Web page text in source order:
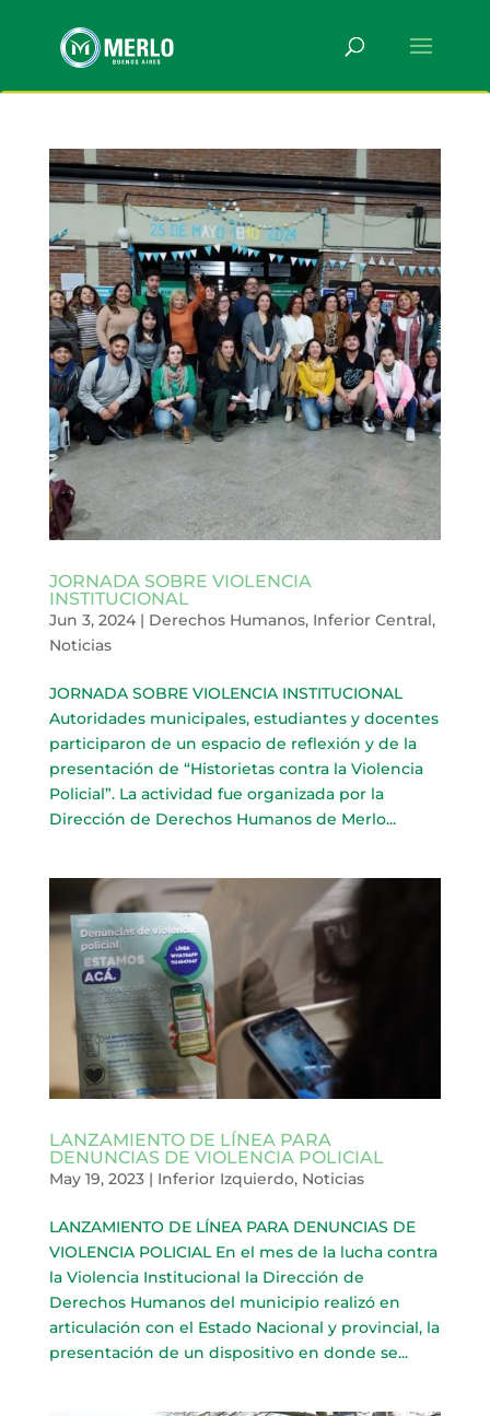
JORNADA SOBRE VIOLENCIA
INSTITUCIONAL
Jun 3, 2024| Derechos Humanos, Inferior Central,
Noticias
JORNADA SOBRE VIOLENCIA INSTITUCIONAL
Autoridades municipales, estudiantes y docentes
participaron de un espacio de reflexión y de la
presentación de “Historietas contra la Violencia
Policial”. La actividad fue organizada por la
Dirección de Derechos Humanos de Merlo...
LANZAMIENTO DE LÍNEA PARA
DENUNCIAS DE VIOLENCIA POLICIAL
May 19, 2023| Inferior Izquierdo, Noticias
LANZAMIENTO DE LÍNEA PARA DENUNCIAS DE
VIOLENCIA POLICIAL En el mes de la lucha contra
la Violencia Institucional la Dirección de
Derechos Humanos del municipio realizó en
articulación con el Estado Nacional y provincial, la
presentación de un dispositivo en donde se...